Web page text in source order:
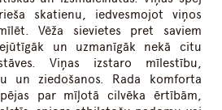
skatienu, iedvesmojot viņos
Vēža sievietes pret saviem
un uzmanīgāk nekā citu
Viņas izstaro mīlestību,
un ziedošanos. Rada komforta
par mīļotā cilvēka ērtībām,